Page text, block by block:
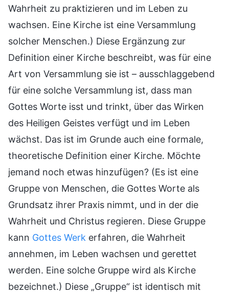
Wahrheit zu praktizieren und im Leben zu
wachsen. Eine Kirche ist eine Versammlung
solcher Menschen.) Diese Ergänzung zur
Definition einer Kirche beschreibt, was für eine
Art von Versammlung sie ist – ausschlaggebend
für eine solche Versammlung ist, dass man
Gottes Worte isst und trinkt, über das Wirken
des Heiligen Geistes verfügt und im Leben
wächst. Das ist im Grunde auch eine formale,
theoretische Definition einer Kirche. Möchte
jemand noch etwas hinzufügen? (Es ist eine
Gruppe von Menschen, die Gottes Worte als
Grundsatz ihrer Praxis nimmt, und in der die
Wahrheit und Christus regieren. Diese Gruppe
kann Gottes Werk erfahren, die Wahrheit
annehmen, im Leben wachsen und gerettet
werden. Eine solche Gruppe wird als Kirche
bezeichnet.) Diese „Gruppe“ ist identisch mit